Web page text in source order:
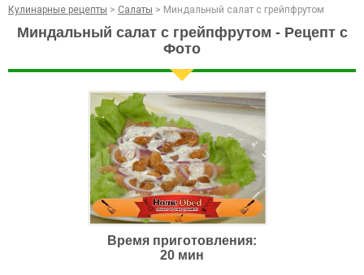
Кулинарные рецепты > Салаты > Миндальный салат с грейпфрутом
Миндальный салат с грейпфрутом - Рецепт с
Фото
Время приготовления:
20 мин